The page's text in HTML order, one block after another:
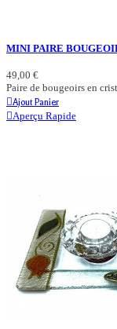
MINI PAIRE
49,00 €
Paire de bougeoirs en
Ajout Panier
Aperçu Rapide